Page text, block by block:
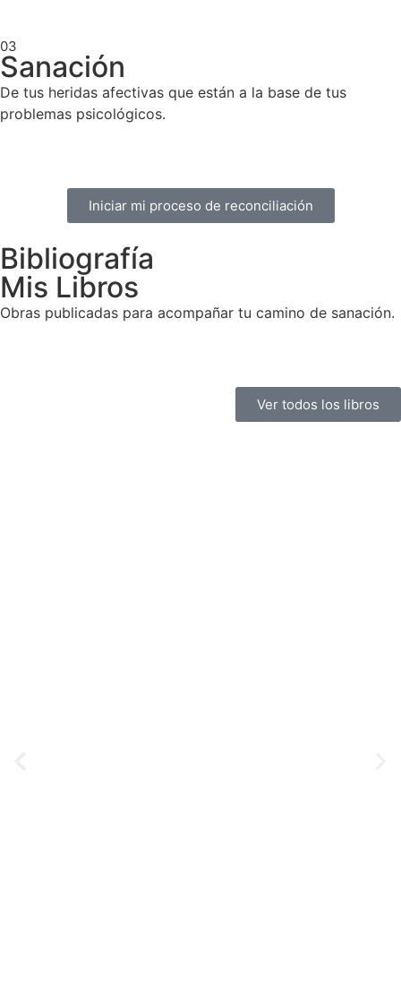
03
Sanación
De tus heridas afectivas que están a la base de tus
problemas psicológicos.
Iniciar mi proceso de reconciliación
Bibliografía
Mis Libros
Obras publicadas para acompañar tu camino de sanación.
Ver todos los libros